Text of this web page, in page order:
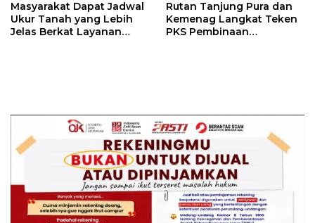
Masyarakat Dapat Jadwal
Ukur Tanah yang Lebih
Jelas Berkat Layanan
Rutan Tanjung Pura dan
Kemenag Langkat Teken
PKS Pembinaan